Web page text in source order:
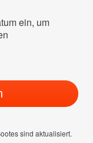
ein, um
sind aktualisiert.